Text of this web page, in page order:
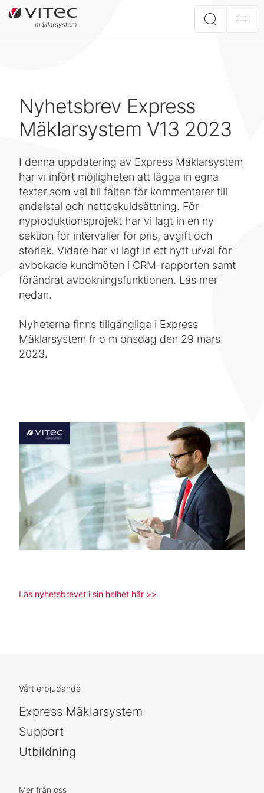
Nyhetsbrev Express
Mäklarsystem V13 2023
I denna uppdatering av Express Mäklarsystem
har vi infört möjligheten att lägga in egna
texter som val till fälten för kommentarer till
andelstal och nettoskuldsättning. För
nyproduktionsprojekt har vi lagt in en ny
sektion för intervaller för pris, avgift och
storlek. Vidare har vi lagt in ett nytt urval för
avbokade kundmöten i CRM-rapporten samt
förändrat avbokningsfunktionen. Läs mer
nedan.
Nyheterna finns tillgängliga i Express
Mäklarsystem fr o m onsdag den 29 mars
2023.
Läs nyhetsbrevet i sin helhet här >>
Vårt erbjudande
Express Mäklarsystem
Support
Utbildning
Mer från oss